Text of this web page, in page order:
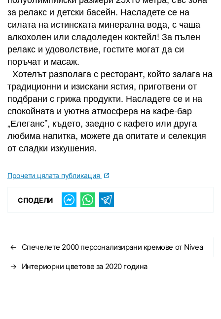
за релакс и детски басейн. Насладете се на
силата на истинската минерална вода, с чаша
алкохолен или сладоледен коктейл! За пълен
релакс и удоволствие, гостите могат да си
поръчат и масаж.
Хотелът разполага с ресторант, който залага на
традиционни и изискани ястия, приготвени от
подбрани с грижа продукти. Насладете се и на
спокойната и уютна атмосфера на кафе-бар
„Елеганс”, където, заедно с кафето или друга
любима напитка, можете да опитате и селекция
от сладки изкушения.
Прочети цялата публикация
СПОДЕЛИ
← Спечелете 2000 персонализирани кремове от Nivea
→ Интериорни цветове за 2020 година